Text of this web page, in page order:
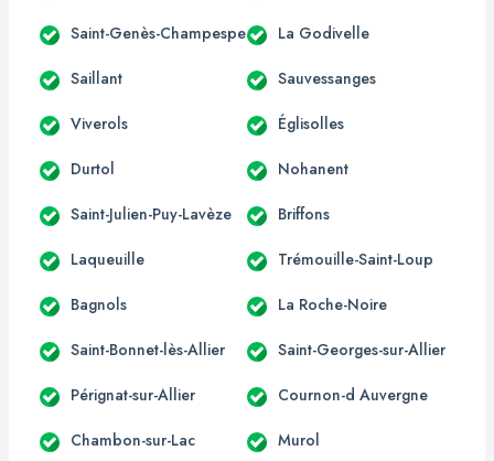
Saint-Genès-Champespe La Godivelle
Saillant Sauvessanges
Viverols Églisolles
Durtol Nohanent
Saint-Julien-Puy-Lavèze Briffons
Laqueuille Trémouille-Saint-Loup
Bagnols La Roche-Noire
Saint-Bonnet-lès-Allier Saint-Georges-sur-Allier
Pérignat-sur-Allier Cournon-d Auvergne
Chambon-sur-Lac Murol